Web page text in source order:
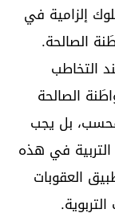
إلزامية في
الصالحة.
التخاطب
الصالحة
بل يجب
في هذه
العقوبات